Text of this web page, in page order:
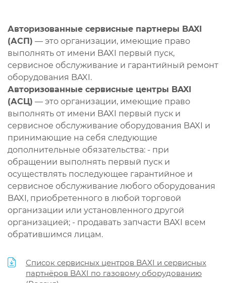
Авторизованные сервисные партнеры BAXI
(АСП) — это организации, имеющие право
выполнять от имени BAXI первый пуск,
сервисное обслуживание и гарантийный ремонт
оборудования BAXI.
Авторизованные сервисные центры BAXI
(АСЦ) — это организации, имеющие право
выполнять от имени BAXI первый пуск и
сервисное обслуживание оборудования BAXI и
принимающие на себя следующие
дополнительные обязательства: - при
обращении выполнять первый пуск и
осуществлять последующее гарантийное и
сервисное обслуживание любого оборудования
BAXI, приобретенного в любой торговой
организации или установленного другой
организацией; - продавать запчасти BAXI всем
обратившимся лицам.
Список сервисных центров BAXI и сервисных
партнёров BAXI по газовому оборудованию